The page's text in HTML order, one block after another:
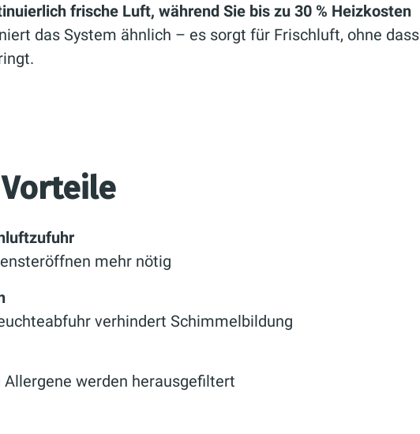
frische Luft, während Sie bis zu 30 % Heizkosten
das System ähnlich – es sorgt für Frischluft, ohne dass
mehr nötig
verhindert Schimmelbildung
werden herausgefiltert